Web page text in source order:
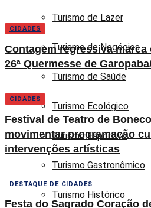
Turismo de Lazer
Turismo de Negócios
Turismo de Saúde
Turismo Ecológico
Turismo Esportivo
Turismo Gastronômico
Turismo Histórico
CIDADES
Contagem regressiva marca
26ª Quermesse de
CIDADES
Festival de Teatro de
movimentar programação
intervenções artísticas
DESTAQUE DE CIDADES
Festa do Sagrado Coração